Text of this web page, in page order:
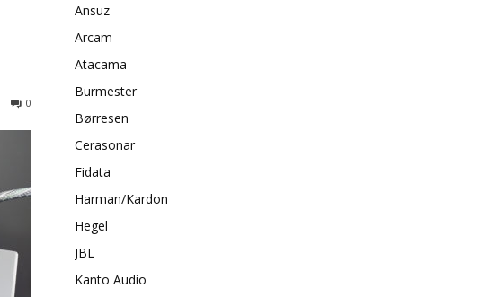
0
Ansuz
Arcam
Atacama
Burmester
Børresen
Cerasonar
Fidata
Harman/Kardon
Hegel
JBL
Kanto Audio